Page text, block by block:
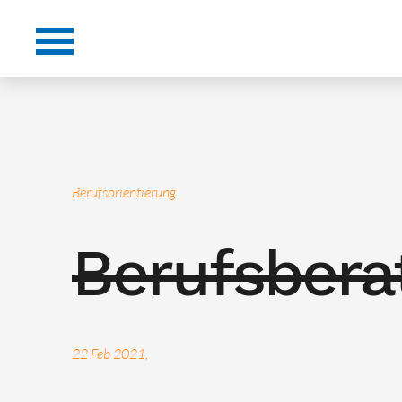
Berufsorientierung
22 Feb 2021,